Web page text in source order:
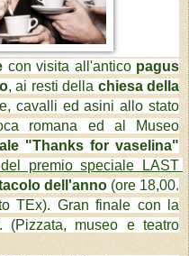
con visita all'antico pagus
, ai resti della chiesa della
cavalli ed asini allo stato
romana ed al Museo
"Thanks for vaselina"
premio speciale LAST
dell'anno (ore 18,00.
TEx). Gran finale con la
(Pizzata, museo e teatro